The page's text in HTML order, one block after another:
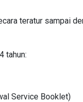
teratur sampai
tahun:
Service Booklet)